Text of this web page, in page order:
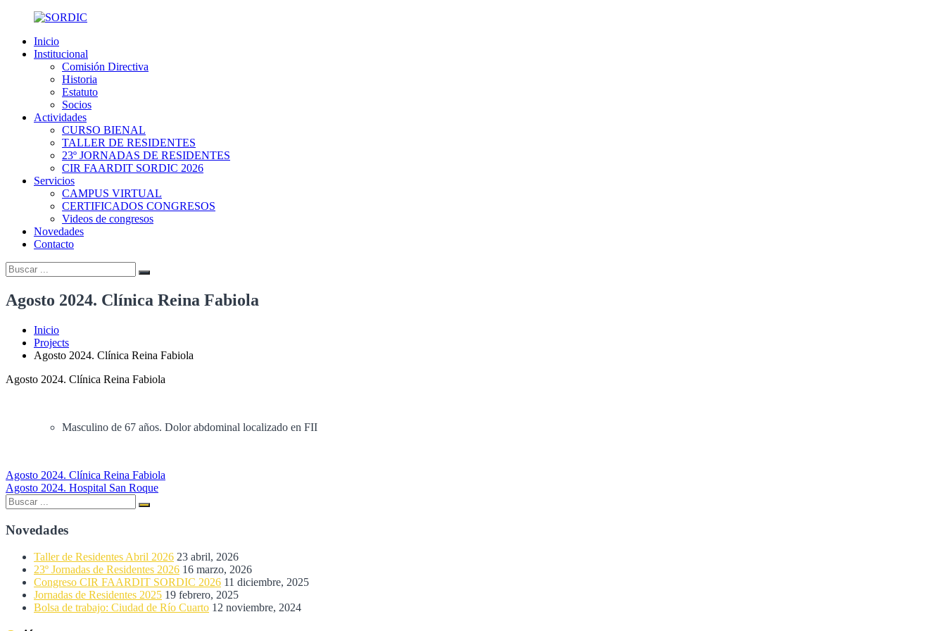
content
SORDIC
Sociedad
Radiología
Diagnóstico
Inicio
Institucional
Comisión Directiva
Historia
Estatuto
Socios
Actividades
CURSO BIENAL
TALLER DE RESIDENTES
23º JORNADAS DE RESIDENTES
CIR FAARDIT SORDIC 2026
Servicios
CAMPUS VIRTUAL
CERTIFICADOS CONGRESOS
Videos de congresos
Novedades
Contacto
Buscar:
Buscar
Agosto 2024. Clínica Reina Fabiola
Inicio
Projects
Agosto 2024. Clínica Reina Fabiola
Agosto 2024. Clínica Reina Fabiola
Masculino de 67 años. Dolor abdominal localizado en FII
Navegación
de
entradas
Agosto 2024. Clínica Reina Fabiola
Agosto 2024. Hospital San Roque
Buscar:
Buscar
Novedades
Taller de Residentes Abril 2026 23 abril, 2026
23º Jornadas de Residentes 2026 16 marzo, 2026
Congreso CIR FAARDIT SORDIC 2026 11 diciembre, 2025
Jornadas de Residentes 2025 19 febrero, 2025
Bolsa de trabajo: Ciudad de Río Cuarto 12 noviembre, 2024